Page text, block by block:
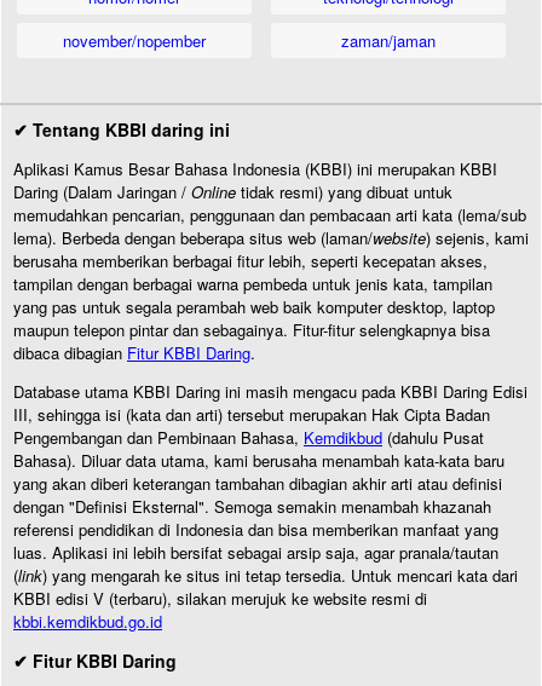
november/nopember
zaman/jaman
✔ Tentang KBBI daring ini
Aplikasi Kamus Besar Bahasa Indonesia (KBBI) ini merupakan KBBI
Daring (Dalam Jaringan / Online tidak resmi) yang dibuat untuk
memudahkan pencarian, penggunaan dan pembacaan arti kata (lema/sub
lema). Berbeda dengan beberapa situs web (laman/website) sejenis, kami
berusaha memberikan berbagai fitur lebih, seperti kecepatan akses,
tampilan dengan berbagai warna pembeda untuk jenis kata, tampilan
yang pas untuk segala perambah web baik komputer desktop, laptop
maupun telepon pintar dan sebagainya. Fitur-fitur selengkapnya bisa
dibaca dibagian Fitur KBBI Daring.
Database utama KBBI Daring ini masih mengacu pada KBBI Daring Edisi
III, sehingga isi (kata dan arti) tersebut merupakan Hak Cipta Badan
Pengembangan dan Pembinaan Bahasa, Kemdikbud (dahulu Pusat
Bahasa). Diluar data utama, kami berusaha menambah kata-kata baru
yang akan diberi keterangan tambahan dibagian akhir arti atau definisi
dengan "Definisi Eksternal". Semoga semakin menambah khazanah
referensi pendidikan di Indonesia dan bisa memberikan manfaat yang
luas. Aplikasi ini lebih bersifat sebagai arsip saja, agar pranala/tautan
(link) yang mengarah ke situs ini tetap tersedia. Untuk mencari kata dari
KBBI edisi V (terbaru), silakan merujuk ke website resmi di
kbbi.kemdikbud.go.id
✔ Fitur KBBI Daring